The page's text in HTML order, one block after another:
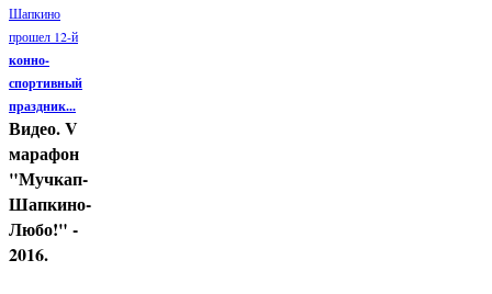
Шапкино
прошел 12-й
конно-
спортивный
праздник...
Видео. V
марафон
"Мучкап-
Шапкино-
Любо!" -
2016.